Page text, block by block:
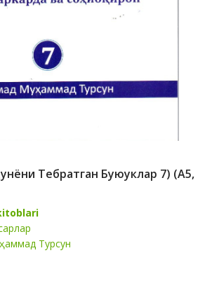
Тебратган Буюуклар 7) (А5,
Турсун